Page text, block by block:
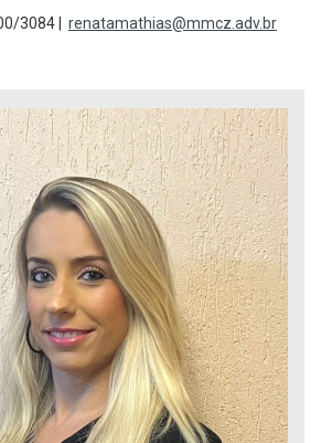
3084 | renatamathias@mmcz.adv.br